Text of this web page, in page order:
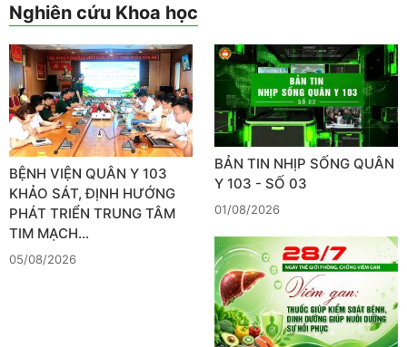
Nghiên cứu Khoa học
BỆNH VIỆN QUÂN Y 103
KHẢO SÁT, ĐỊNH HƯỚNG
PHÁT TRIỂN TRUNG TÂM
TIM MẠCH…
05/08/2026
BẢN TIN NHỊP SỐNG QUÂN
Y 103 - SỐ 03
01/08/2026